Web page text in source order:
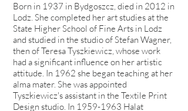
Born in 1937 in Bydgoszcz, died in 2012 in
Lodz. She completed her art studies at the
State Higher School of Fine Arts in Lodz
and studied in the studio of Stefan Wagner,
then of Teresa Tyszkiewicz, whose work
had a significant influence on her artistic
attitude. In 1962 she began teaching at her
alma mater. She was appointed
Tyszkiewicz's assistant in the Textile Print
Design studio. In 1959-1963 Halat